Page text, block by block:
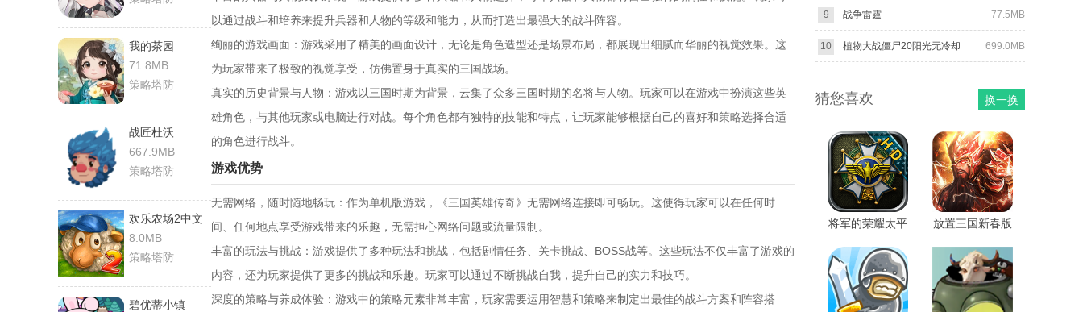
我的茶园
71.8MB
策略塔防
战匠杜沃
667.9MB
策略塔防
欢乐农场2中文
版
8.0MB
策略塔防
碧优蒂小镇
以通过战斗和培养来提升兵器和人物的等级和能力，从而打造出最强大的战斗阵容。
‌绚丽的游戏画面‌：游戏采用了精美的画面设计，无论是角色造型还是场景布局，都展现出细腻而华丽的视觉效果。这
为玩家带来了极致的视觉享受，仿佛置身于真实的三国战场。
‌真实的历史背景与人物‌：游戏以三国时期为背景，云集了众多三国时期的名将与人物。玩家可以在游戏中扮演这些英
雄角色，与其他玩家或电脑进行对战。每个角色都有独特的技能和特点，让玩家能够根据自己的喜好和策略选择合适
的角色进行战斗。
‌游戏优势‌
‌无需网络，随时随地畅玩‌：作为单机版游戏，《三国英雄传奇》无需网络连接即可畅玩。这使得玩家可以在任何时
间、任何地点享受游戏带来的乐趣，无需担心网络问题或流量限制。
‌丰富的玩法与挑战‌：游戏提供了多种玩法和挑战，包括剧情任务、关卡挑战、BOSS战等。这些玩法不仅丰富了游戏的
内容，还为玩家提供了更多的挑战和乐趣。玩家可以通过不断挑战自我，提升自己的实力和技巧。
‌深度的策略与养成体验‌：游戏中的策略元素非常丰富，玩家需要运用智慧和策略来制定出最佳的战斗方案和阵容搭
9 77.5MB
战争雷霆
10 699.0MB
植物大战僵尸20阳光无冷却
换一换
猜您喜欢
将军的荣耀太平
勋章版
放置三国新春版